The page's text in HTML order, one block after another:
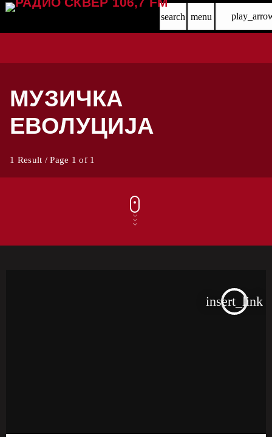
search menu
МУЗИЧКА
ЕВОЛУЦИЈА
1 Result / Page 1 of 1
insert_link